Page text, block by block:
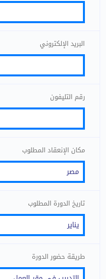
البريد الإلكتروني
رقم التليفون
مكان الإنعقاد المطلوب
تاريخ الدورة المطلوب
طريقة حضور الدورة